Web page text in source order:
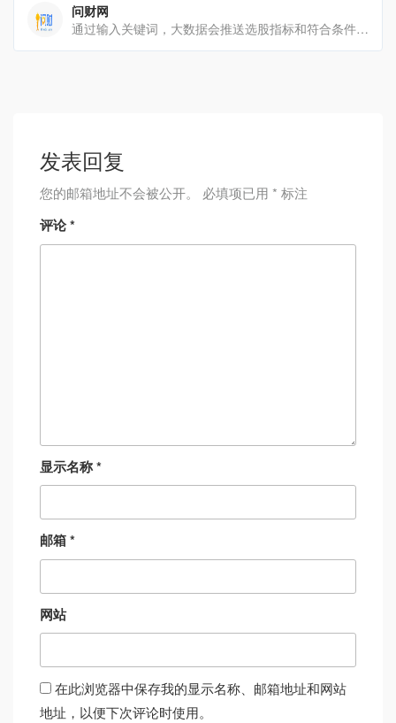
问财网
通过输入关键词，大数据会推送选股指标和符合条件的标的，很多选股策略在这里可以得到实现。核心功能自然语言与语[…]
发表回复
您的邮箱地址不会被公开。 必填项已用 * 标注
评论*
显示名称*
邮箱*
网站
在此浏览器中保存我的显示名称、邮箱地址和网站
地址，以便下次评论时使用。